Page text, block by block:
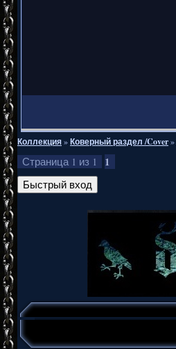
Коллекция»Коверный раздел /Cover»
Страница 1 из 1 1